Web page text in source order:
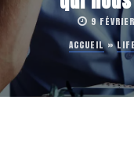
9
ACCUEIL»